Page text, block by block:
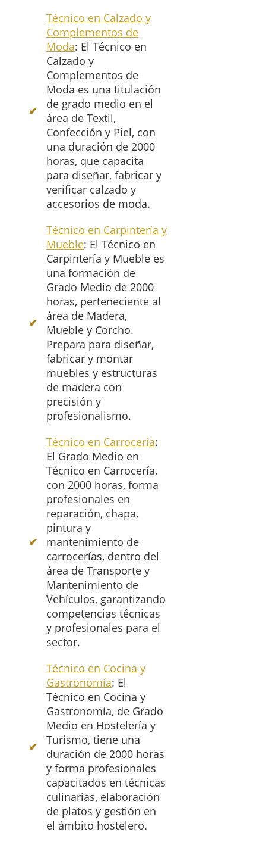
Técnico en Calzado y
Complementos de
Moda: El Técnico en
Calzado y
Complementos de
Moda es una titulación
de grado medio en el
área de Textil,
Confección y Piel, con
una duración de 2000
horas, que capacita
para diseñar, fabricar y
verificar calzado y
accesorios de moda.
Técnico en Carpintería y
Mueble: El Técnico en
Carpintería y Mueble es
una formación de
Grado Medio de 2000
horas, perteneciente al
área de Madera,
Mueble y Corcho.
Prepara para diseñar,
fabricar y montar
muebles y estructuras
de madera con
precisión y
profesionalismo.
Técnico en Carrocería:
El Grado Medio en
Técnico en Carrocería,
con 2000 horas, forma
profesionales en
reparación, chapa,
pintura y
mantenimiento de
carrocerías, dentro del
área de Transporte y
Mantenimiento de
Vehículos, garantizando
competencias técnicas
y profesionales para el
sector.
Técnico en Cocina y
Gastronomía: El
Técnico en Cocina y
Gastronomía, de Grado
Medio en Hostelería y
Turismo, tiene una
duración de 2000 horas
y forma profesionales
capacitados en técnicas
culinarias, elaboración
de platos y gestión en
el ámbito hostelero.